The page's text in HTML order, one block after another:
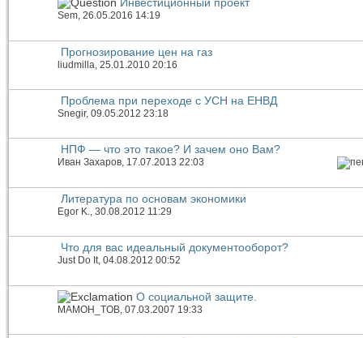
Sem, 26.05.2016 14:19
Прогнозирование цен на газ
liudmilla , 25.01.2010 20:16
Проблема при переходе с УСН на ЕНВД
Snegir, 09.05.2012 23:18
НПФ — что это такое? И зачем оно Вам?
Иван Захаров, 17.07.2013 22:03
Литература по основам экономики
Egor K., 30.08.2012 11:29
Что для вас идеальный документооборот?
Just Do It, 04.08.2012 00:52
О социальной защите.
МAMOH_TOB, 07.03.2007 19:33